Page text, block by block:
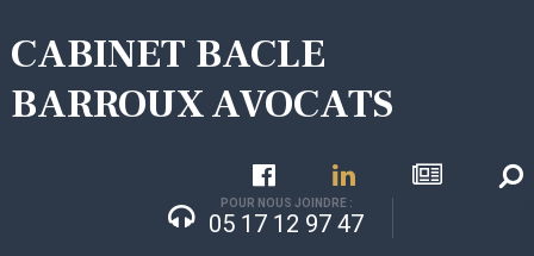
CABINET BACLE
BARROUX AVOCATS
POUR NOUS JOINDRE :
05 17 12 97 47